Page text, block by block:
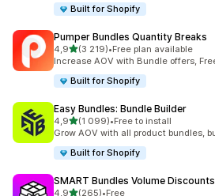
Built for Shopify
Pumper Bundles Quantity Breaks
4,9/ 5 tähteä
(3 219)
3219 arvostelua yhteensä
•Free plan available
Increase AOV with Bundle offers,
Built for Shopify
Easy Bundles: Bundle Builder
4,9/ 5 tähteä
(1 099)
1099 arvostelua yhteensä
•Free to install
Grow AOV with all product bundles,
Built for Shopify
SMART Bundles Volume Discounts
4,9/ 5 tähteä
(265)•Free